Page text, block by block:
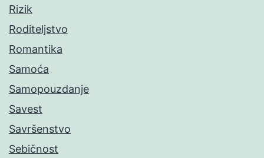
Rizik
Roditeljstvo
Romantika
Samoća
Samopouzdanje
Savest
Savršenstvo
Sebičnost